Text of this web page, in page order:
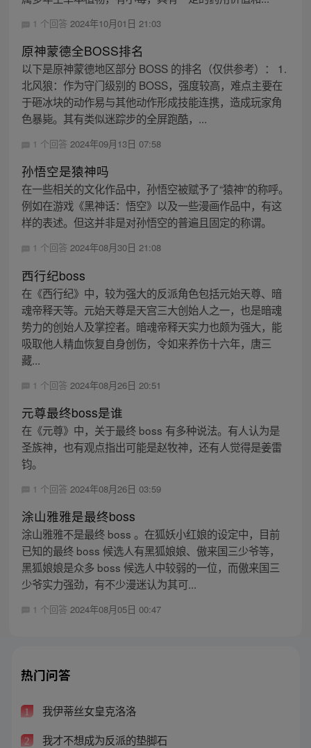
1 个回答 2024年10月01日 21:03
原神蒙德全BOSS排名
以下是原神蒙德地区部分 BOSS 的排名（仅供参考）： 1.
北风狼：作为守门级别的 BOSS，强度较高，难点主要在
于砸冰块的动作易与其他动作形成技能连携，造成玩家角
色暴毙。其有类似迷踪步的全屏跑酷，...
1 个回答 2024年09月13日 07:58
孙悟空是猿神吗
在一些相关的文化作品中，孙悟空被赋予了“猿神”的称呼。
例如在游戏《黑神话：悟空》以及一些漫画作品中，有这
样的表述。但这并非是对孙悟空的普遍且固定的称谓。
1 个回答 2024年08月30日 21:08
西行纪boss
在《西行纪》中，较为强大的反派角色包括元始天尊、暗
魂帝释天等。元始天尊是天宫三大创始人之一，也是暗魂
势力的创始人及掌控者。暗魂帝释天实力也颇为强大，能
吸取他人精血恢复自身创伤，令如来养伤十六年，唐三
藏...
1 个回答 2024年08月26日 20:51
元尊最终boss是谁
在《元尊》中，关于最终 boss 有多种说法。有人认为是
圣族神，也有观点指出可能是赵牧神，还有人觉得是姜雷
钧。
1 个回答 2024年08月26日 03:59
涂山雅雅是最终boss
涂山雅雅不是最终 boss 。在狐妖小红娘的设定中，目前
已知的最终 boss 候选人有黑狐娘娘、傲来国三少爷等，
黑狐娘娘是众多 boss 候选人中较弱的一位，而傲来国三
少爷实力强劲，有不少漫迷认为其可...
1 个回答 2024年08月05日 00:47
热门问答
1 我伊蒂丝女皇克洛洛
2 我才不想成为反派的垫脚石